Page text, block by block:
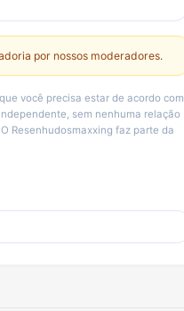
por nossos moderadores.
você precisa estar de acordo com
sem nenhuma relação
Resenhudosmaxxing faz parte da